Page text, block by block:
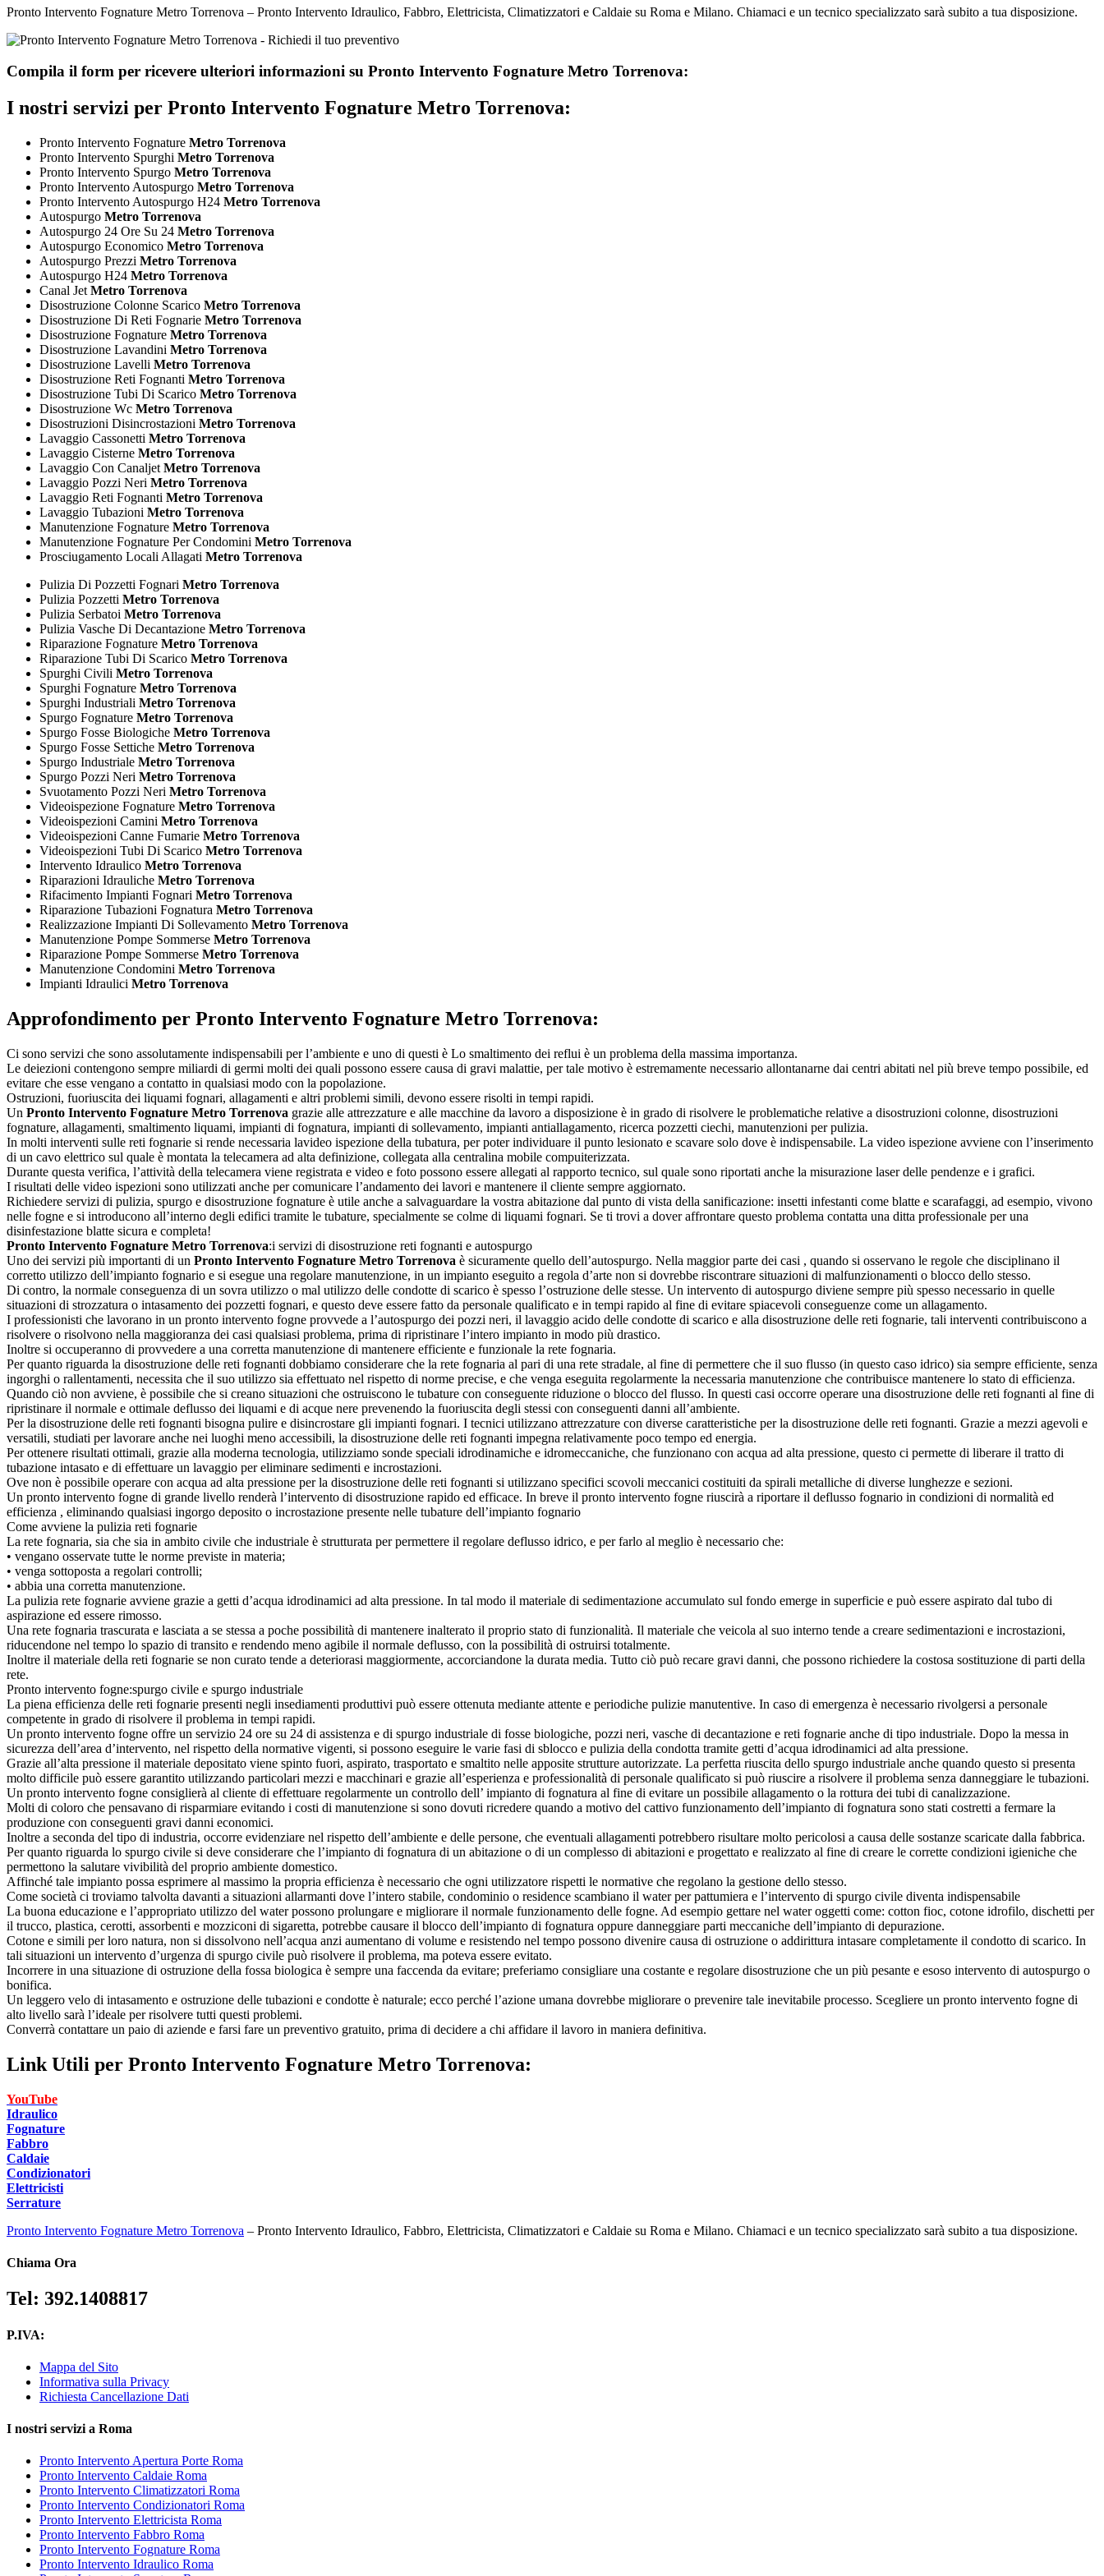
Pronto Intervento Fognature Metro Torrenova – Pronto Intervento Idraulico, Fabbro, Elettricista, Climatizzatori e Caldaie su Roma e Milano. Chiamaci e un tecnico specializzato sarà subito a tua disposizione.
Compila il form per ricevere ulteriori informazioni su Pronto Intervento Fognature Metro Torrenova:
I nostri servizi per Pronto Intervento Fognature Metro Torrenova:
Pronto Intervento Fognature Metro Torrenova
Pronto Intervento Spurghi Metro Torrenova
Pronto Intervento Spurgo Metro Torrenova
Pronto Intervento Autospurgo Metro Torrenova
Pronto Intervento Autospurgo H24 Metro Torrenova
Autospurgo Metro Torrenova
Autospurgo 24 Ore Su 24 Metro Torrenova
Autospurgo Economico Metro Torrenova
Autospurgo Prezzi Metro Torrenova
Autospurgo H24 Metro Torrenova
Canal Jet Metro Torrenova
Disostruzione Colonne Scarico Metro Torrenova
Disostruzione Di Reti Fognarie Metro Torrenova
Disostruzione Fognature Metro Torrenova
Disostruzione Lavandini Metro Torrenova
Disostruzione Lavelli Metro Torrenova
Disostruzione Reti Fognanti Metro Torrenova
Disostruzione Tubi Di Scarico Metro Torrenova
Disostruzione Wc Metro Torrenova
Disostruzioni Disincrostazioni Metro Torrenova
Lavaggio Cassonetti Metro Torrenova
Lavaggio Cisterne Metro Torrenova
Lavaggio Con Canaljet Metro Torrenova
Lavaggio Pozzi Neri Metro Torrenova
Lavaggio Reti Fognanti Metro Torrenova
Lavaggio Tubazioni Metro Torrenova
Manutenzione Fognature Metro Torrenova
Manutenzione Fognature Per Condomini Metro Torrenova
Prosciugamento Locali Allagati Metro Torrenova
Pulizia Di Pozzetti Fognari Metro Torrenova
Pulizia Pozzetti Metro Torrenova
Pulizia Serbatoi Metro Torrenova
Pulizia Vasche Di Decantazione Metro Torrenova
Riparazione Fognature Metro Torrenova
Riparazione Tubi Di Scarico Metro Torrenova
Spurghi Civili Metro Torrenova
Spurghi Fognature Metro Torrenova
Spurghi Industriali Metro Torrenova
Spurgo Fognature Metro Torrenova
Spurgo Fosse Biologiche Metro Torrenova
Spurgo Fosse Settiche Metro Torrenova
Spurgo Industriale Metro Torrenova
Spurgo Pozzi Neri Metro Torrenova
Svuotamento Pozzi Neri Metro Torrenova
Videoispezione Fognature Metro Torrenova
Videoispezioni Camini Metro Torrenova
Videoispezioni Canne Fumarie Metro Torrenova
Videoispezioni Tubi Di Scarico Metro Torrenova
Intervento Idraulico Metro Torrenova
Riparazioni Idrauliche Metro Torrenova
Rifacimento Impianti Fognari Metro Torrenova
Riparazione Tubazioni Fognatura Metro Torrenova
Realizzazione Impianti Di Sollevamento Metro Torrenova
Manutenzione Pompe Sommerse Metro Torrenova
Riparazione Pompe Sommerse Metro Torrenova
Manutenzione Condomini Metro Torrenova
Impianti Idraulici Metro Torrenova
Approfondimento per Pronto Intervento Fognature Metro Torrenova:
Ci sono servizi che sono assolutamente indispensabili per l’ambiente e uno di questi è Lo smaltimento dei reflui è un problema della massima importanza.
Le deiezioni contengono sempre miliardi di germi molti dei quali possono essere causa di gravi malattie, per tale motivo è estremamente necessario allontanarne dai centri abitati nel più breve tempo possibile, ed
evitare che esse vengano a contatto in qualsiasi modo con la popolazione.
Ostruzioni, fuoriuscita dei liquami fognari, allagamenti e altri problemi simili, devono essere risolti in tempi rapidi.
Un Pronto Intervento Fognature Metro Torrenova grazie alle attrezzature e alle macchine da lavoro a disposizione è in grado di risolvere le problematiche relative a disostruzioni colonne, disostruzioni
fognature, allagamenti, smaltimento liquami, impianti di fognatura, impianti di sollevamento, impianti antiallagamento, ricerca pozzetti ciechi, manutenzioni per pulizia.
In molti interventi sulle reti fognarie si rende necessaria lavideo ispezione della tubatura, per poter individuare il punto lesionato e scavare solo dove è indispensabile. La video ispezione avviene con l’inserimento
di un cavo elettrico sul quale è montata la telecamera ad alta definizione, collegata alla centralina mobile compuiterizzata.
Durante questa verifica, l’attività della telecamera viene registrata e video e foto possono essere allegati al rapporto tecnico, sul quale sono riportati anche la misurazione laser delle pendenze e i grafici.
I risultati delle video ispezioni sono utilizzati anche per comunicare l’andamento dei lavori e mantenere il cliente sempre aggiornato.
Richiedere servizi di pulizia, spurgo e disostruzione fognature è utile anche a salvaguardare la vostra abitazione dal punto di vista della sanificazione: insetti infestanti come blatte e scarafaggi, ad esempio, vivono
nelle fogne e si introducono all’interno degli edifici tramite le tubature, specialmente se colme di liquami fognari. Se ti trovi a dover affrontare questo problema contatta una ditta professionale per una
disinfestazione blatte sicura e completa!
Pronto Intervento Fognature Metro Torrenova:i servizi di disostruzione reti fognanti e autospurgo
Uno dei servizi più importanti di un Pronto Intervento Fognature Metro Torrenova è sicuramente quello dell’autospurgo. Nella maggior parte dei casi , quando si osservano le regole che disciplinano il
corretto utilizzo dell’impianto fognario e si esegue una regolare manutenzione, in un impianto eseguito a regola d’arte non si dovrebbe riscontrare situazioni di malfunzionamenti o blocco dello stesso.
Di contro, la normale conseguenza di un sovra utilizzo o mal utilizzo delle condotte di scarico è spesso l’ostruzione delle stesse. Un intervento di autospurgo diviene sempre più spesso necessario in quelle
situazioni di strozzatura o intasamento dei pozzetti fognari, e questo deve essere fatto da personale qualificato e in tempi rapido al fine di evitare spiacevoli conseguenze come un allagamento.
I professionisti che lavorano in un pronto intervento fogne provvede a l’autospurgo dei pozzi neri, il lavaggio acido delle condotte di scarico e alla disostruzione delle reti fognarie, tali interventi contribuiscono a
risolvere o risolvono nella maggioranza dei casi qualsiasi problema, prima di ripristinare l’intero impianto in modo più drastico.
Inoltre si occuperanno di provvedere a una corretta manutenzione di mantenere efficiente e funzionale la rete fognaria.
Per quanto riguarda la disostruzione delle reti fognanti dobbiamo considerare che la rete fognaria al pari di una rete stradale, al fine di permettere che il suo flusso (in questo caso idrico) sia sempre efficiente, senza
ingorghi o rallentamenti, necessita che il suo utilizzo sia effettuato nel rispetto di norme precise, e che venga eseguita regolarmente la necessaria manutenzione che contribuisce mantenere lo stato di efficienza.
Quando ciò non avviene, è possibile che si creano situazioni che ostruiscono le tubature con conseguente riduzione o blocco del flusso. In questi casi occorre operare una disostruzione delle reti fognanti al fine di
ripristinare il normale e ottimale deflusso dei liquami e di acque nere prevenendo la fuoriuscita degli stessi con conseguenti danni all’ambiente.
Per la disostruzione delle reti fognanti bisogna pulire e disincrostare gli impianti fognari. I tecnici utilizzano attrezzature con diverse caratteristiche per la disostruzione delle reti fognanti. Grazie a mezzi agevoli e
versatili, studiati per lavorare anche nei luoghi meno accessibili, la disostruzione delle reti fognanti impegna relativamente poco tempo ed energia.
Per ottenere risultati ottimali, grazie alla moderna tecnologia, utilizziamo sonde speciali idrodinamiche e idromeccaniche, che funzionano con acqua ad alta pressione, questo ci permette di liberare il tratto di
tubazione intasato e di effettuare un lavaggio per eliminare sedimenti e incrostazioni.
Ove non è possibile operare con acqua ad alta pressione per la disostruzione delle reti fognanti si utilizzano specifici scovoli meccanici costituiti da spirali metalliche di diverse lunghezze e sezioni.
Un pronto intervento fogne di grande livello renderà l’intervento di disostruzione rapido ed efficace. In breve il pronto intervento fogne riuscirà a riportare il deflusso fognario in condizioni di normalità ed
efficienza , eliminando qualsiasi ingorgo deposito o incrostazione presente nelle tubature dell’impianto fognario
Come avviene la pulizia reti fognarie
La rete fognaria, sia che sia in ambito civile che industriale è strutturata per permettere il regolare deflusso idrico, e per farlo al meglio è necessario che:
• vengano osservate tutte le norme previste in materia;
• venga sottoposta a regolari controlli;
• abbia una corretta manutenzione.
La pulizia rete fognarie avviene grazie a getti d’acqua idrodinamici ad alta pressione. In tal modo il materiale di sedimentazione accumulato sul fondo emerge in superficie e può essere aspirato dal tubo di
aspirazione ed essere rimosso.
Una rete fognaria trascurata e lasciata a se stessa a poche possibilità di mantenere inalterato il proprio stato di funzionalità. Il materiale che veicola al suo interno tende a creare sedimentazioni e incrostazioni,
riducendone nel tempo lo spazio di transito e rendendo meno agibile il normale deflusso, con la possibilità di ostruirsi totalmente.
Inoltre il materiale della reti fognarie se non curato tende a deteriorasi maggiormente, accorciandone la durata media. Tutto ciò può recare gravi danni, che possono richiedere la costosa sostituzione di parti della
rete.
Pronto intervento fogne:spurgo civile e spurgo industriale
La piena efficienza delle reti fognarie presenti negli insediamenti produttivi può essere ottenuta mediante attente e periodiche pulizie manutentive. In caso di emergenza è necessario rivolgersi a personale
competente in grado di risolvere il problema in tempi rapidi.
Un pronto intervento fogne offre un servizio 24 ore su 24 di assistenza e di spurgo industriale di fosse biologiche, pozzi neri, vasche di decantazione e reti fognarie anche di tipo industriale. Dopo la messa in
sicurezza dell’area d’intervento, nel rispetto della normative vigenti, si possono eseguire le varie fasi di sblocco e pulizia della condotta tramite getti d’acqua idrodinamici ad alta pressione.
Grazie all’alta pressione il materiale depositato viene spinto fuori, aspirato, trasportato e smaltito nelle apposite strutture autorizzate. La perfetta riuscita dello spurgo industriale anche quando questo si presenta
molto difficile può essere garantito utilizzando particolari mezzi e macchinari e grazie all’esperienza e professionalità di personale qualificato si può riuscire a risolvere il problema senza danneggiare le tubazioni.
Un pronto intervento fogne consiglierà al cliente di effettuare regolarmente un controllo dell’ impianto di fognatura al fine di evitare un possibile allagamento o la rottura dei tubi di canalizzazione.
Molti di coloro che pensavano di risparmiare evitando i costi di manutenzione si sono dovuti ricredere quando a motivo del cattivo funzionamento dell’impianto di fognatura sono stati costretti a fermare la
produzione con conseguenti gravi danni economici.
Inoltre a seconda del tipo di industria, occorre evidenziare nel rispetto dell’ambiente e delle persone, che eventuali allagamenti potrebbero risultare molto pericolosi a causa delle sostanze scaricate dalla fabbrica.
Per quanto riguarda lo spurgo civile si deve considerare che l’impianto di fognatura di un abitazione o di un complesso di abitazioni e progettato e realizzato al fine di creare le corrette condizioni igieniche che
permettono la salutare vivibilità del proprio ambiente domestico.
Affinché tale impianto possa esprimere al massimo la propria efficienza è necessario che ogni utilizzatore rispetti le normative che regolano la gestione dello stesso.
Come società ci troviamo talvolta davanti a situazioni allarmanti dove l’intero stabile, condominio o residence scambiano il water per pattumiera e l’intervento di spurgo civile diventa indispensabile
La buona educazione e l’appropriato utilizzo del water possono prolungare e migliorare il normale funzionamento delle fogne. Ad esempio gettare nel water oggetti come: cotton fioc, cotone idrofilo, dischetti per
il trucco, plastica, cerotti, assorbenti e mozziconi di sigaretta, potrebbe causare il blocco dell’impianto di fognatura oppure danneggiare parti meccaniche dell’impianto di depurazione.
Cotone e simili per loro natura, non si dissolvono nell’acqua anzi aumentano di volume e resistendo nel tempo possono divenire causa di ostruzione o addirittura intasare completamente il condotto di scarico. In
tali situazioni un intervento d’urgenza di spurgo civile può risolvere il problema, ma poteva essere evitato.
Incorrere in una situazione di ostruzione della fossa biologica è sempre una faccenda da evitare; preferiamo consigliare una costante e regolare disostruzione che un più pesante e esoso intervento di autospurgo o
bonifica.
Un leggero velo di intasamento e ostruzione delle tubazioni e condotte è naturale; ecco perché l’azione umana dovrebbe migliorare o prevenire tale inevitabile processo. Scegliere un pronto intervento fogne di
alto livello sarà l’ideale per risolvere tutti questi problemi.
Converrà contattare un paio di aziende e farsi fare un preventivo gratuito, prima di decidere a chi affidare il lavoro in maniera definitiva.
Link Utili per Pronto Intervento Fognature Metro Torrenova:
YouTube
Idraulico
Fognature
Fabbro
Caldaie
Condizionatori
Elettricisti
Serrature
Pronto Intervento Fognature Metro Torrenova – Pronto Intervento Idraulico, Fabbro, Elettricista, Climatizzatori e Caldaie su Roma e Milano. Chiamaci e un tecnico specializzato sarà subito a tua disposizione.
Chiama Ora
Tel: 392.1408817
P.IVA:
Mappa del Sito
Informativa sulla Privacy
Richiesta Cancellazione Dati
I nostri servizi a Roma
Pronto Intervento Apertura Porte Roma
Pronto Intervento Caldaie Roma
Pronto Intervento Climatizzatori Roma
Pronto Intervento Condizionatori Roma
Pronto Intervento Elettricista Roma
Pronto Intervento Fabbro Roma
Pronto Intervento Fognature Roma
Pronto Intervento Idraulico Roma